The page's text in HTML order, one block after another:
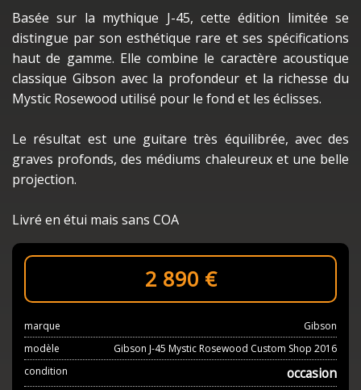
Basée sur la mythique J-45, cette édition limitée se
distingue par son esthétique rare et ses spécifications
haut de gamme. Elle combine le caractère acoustique
classique Gibson avec la profondeur et la richesse du
Mystic Rosewood utilisé pour le fond et les éclisses.
Le résultat est une guitare très équilibrée, avec des
graves profonds, des médiums chaleureux et une belle
projection.
Livré en étui mais sans COA
2 890 €
marque
Gibson
modèle
Gibson J-45 Mystic Rosewood Custom Shop 2016
condition
occasion